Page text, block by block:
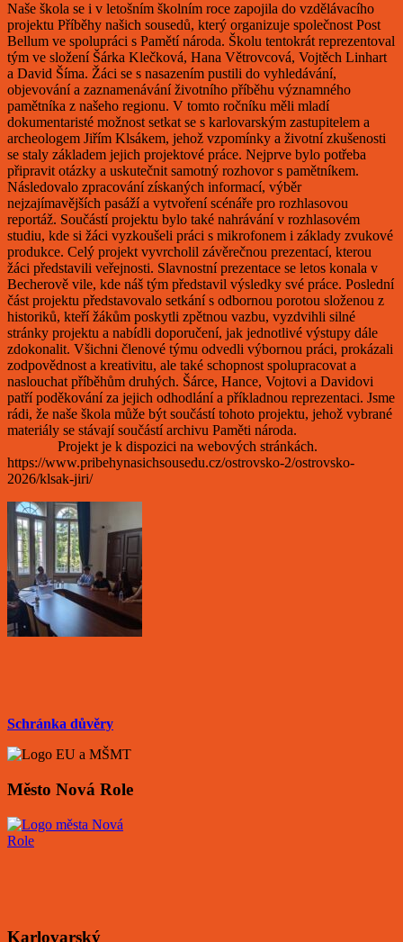
Naše škola se i v letošním školním roce zapojila do vzdělávacího
projektu Příběhy našich sousedů, který organizuje společnost Post
Bellum ve spolupráci s Pamětí národa. Školu tentokrát reprezentoval
tým ve složení Šárka Klečková, Hana Větrovcová, Vojtěch Linhart
a David Šíma. Žáci se s nasazením pustili do vyhledávání,
objevování a zaznamenávání životního příběhu významného
pamětníka z našeho regionu. V tomto ročníku měli mladí
dokumentaristé možnost setkat se s karlovarským zastupitelem a
archeologem Jiřím Klsákem, jehož vzpomínky a životní zkušenosti
se staly základem jejich projektové práce. Nejprve bylo potřeba
připravit otázky a uskutečnit samotný rozhovor s pamětníkem.
Následovalo zpracování získaných informací, výběr
nejzajímavějších pasáží a vytvoření scénáře pro rozhlasovou
reportáž. Součástí projektu bylo také nahrávání v rozhlasovém
studiu, kde si žáci vyzkoušeli práci s mikrofonem i základy zvukové
produkce. Celý projekt vyvrcholil závěrečnou prezentací, kterou
žáci představili veřejnosti. Slavnostní prezentace se letos konala v
Becherově vile, kde náš tým představil výsledky své práce. Poslední
část projektu představovalo setkání s odbornou porotou složenou z
historiků, kteří žákům poskytli zpětnou vazbu, vyzdvihli silné
stránky projektu a nabídli doporučení, jak jednotlivé výstupy dále
zdokonalit. Všichni členové týmu odvedli výbornou práci, prokázali
zodpovědnost a kreativitu, ale také schopnost spolupracovat a
naslouchat příběhům druhých. Šárce, Hance, Vojtovi a Davidovi
patří poděkování za jejich odhodlání a příkladnou reprezentaci. Jsme
rádi, že naše škola může být součástí tohoto projektu, jehož vybrané
materiály se stávají součástí archivu Paměti národa.
Projekt je k dispozici na webových stránkách.
https://www.pribehynasichsousedu.cz/ostrovsko-2/ostrovsko-
2026/klsak-jiri/
Schránka důvěry
Město Nová Role
Karlovarský